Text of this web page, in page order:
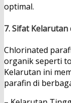
optimal.
7. Sifat
Chlorinated
organik seperti
Kelarutan ini
parafin di